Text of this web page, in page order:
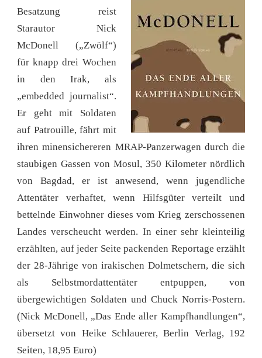
Besatzung reist
Starautor Nick
McDonell („Zwölf“)
für knapp drei Wochen
in den Irak, als
„embedded journalist“.
Er geht mit Soldaten
auf Patrouille, fährt mit
ihren minensichereren MRAP-Panzerwagen durch die
staubigen Gassen von Mosul, 350 Kilometer nördlich
von Bagdad, er ist anwesend, wenn jugendliche
Attentäter verhaftet, wenn Hilfsgüter verteilt und
bettelnde Einwohner dieses vom Krieg zerschossenen
Landes verscheucht werden. In einer sehr kleinteilig
erzählten, auf jeder Seite packenden Reportage erzählt
der 28-Jährige von irakischen Dolmetschern, die sich
als Selbstmordattentäter entpuppen, von
übergewichtigen Soldaten und Chuck Norris-Postern.
(Nick McDonell, „Das Ende aller Kampfhandlungen“,
übersetzt von Heike Schlauerer, Berlin Verlag, 192
Seiten, 18,95 Euro)